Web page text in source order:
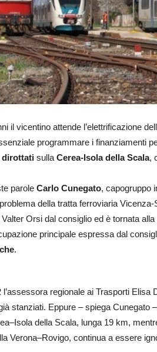
il vicentino attende l’elettrificazione
programmare i finanziamenti
dirottati sulla Cerea-Isola della Scala,
parole Carlo Cunegato, capogruppo
della tratta ferroviaria
Valter Orsi dal consiglio ed è tornata
principale espressa dal
.
l’assessora regionale ai Trasporti
stanziati. Eppure – spiega Cunegato
della Scala, lunga 19 km,
Verona–Rovigo, continua a essere